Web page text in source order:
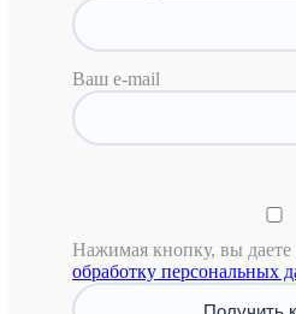
Ваш e-mail
Нажимая кнопку, вы даете
обработку персональных